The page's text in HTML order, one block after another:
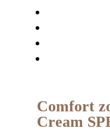
Comfort
Cream